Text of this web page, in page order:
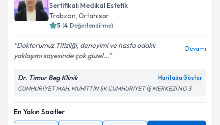
Sertifikalı Medikal Estetik
Trabzon, Ortahisar
5 (4 Değerlendirme)
Doktorumuz Titizliği, deneyimi ve hasta odaklı
yaklaşımı sayesinde çok güzel...
Devamı
Dr. Timur Beg Klinik Haritada Göster
CUMHURİYET MAH. MUHİTTİN SK CUMHURİYET İŞ MERKEZİ NO 3
En Yakın Saatler